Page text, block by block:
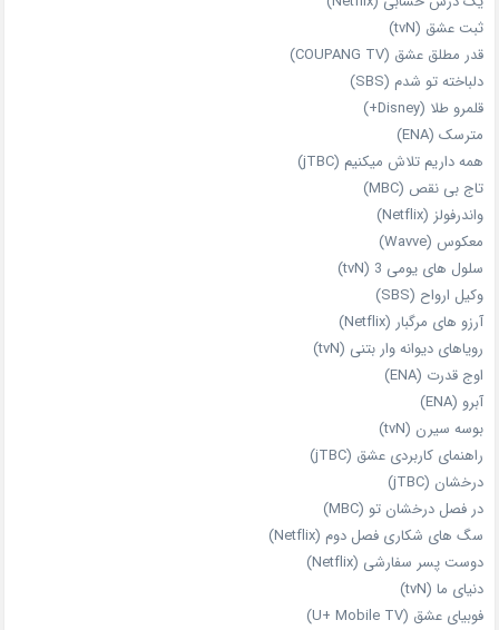
ثبت عشق (tvN)
قدر مطلق عشق (COUPANG TV)
دلباخته تو شدم (SBS)
قلمرو طلا (Disney+)
مترسک (ENA)
همه داریم تلاش میکنیم (jTBC)
تاج بی‌ نقص (MBC)
واندرفولز (Netflix)
معکوس (Wavve)
سلول های یومی 3 (tvN)
وکیل ارواح (SBS)
آرزو های مرگبار (Netflix)
رویاهای دیوانه‌ وار بتنی (tvN)
اوج قدرت (ENA)
آبرو (ENA)
بوسه سیرن (tvN)
راهنمای کاربردی عشق (jTBC)
درخشان (jTBC)
در فصل درخشان تو (MBC)
سگ های شکاری فصل دوم (Netflix)
دوست‌ پسر سفارشی (Netflix)
دنیای ما (tvN)
فوبیای عشق (U+ Mobile TV)